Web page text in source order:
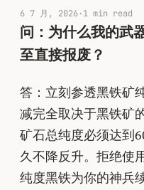
6 7 月, 2026·1 min read
问：为什么我的武
至直接报废？
答：立刻参透黑铁矿
减完全取决于黑铁矿
矿石总纯度必须达到
久不降反升。拒绝使
纯度黑铁为你的神兵